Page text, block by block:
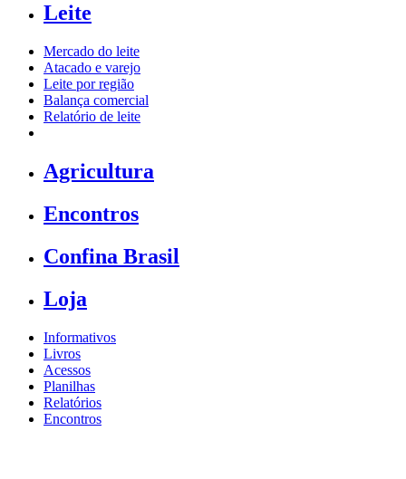
Leite
Mercado do leite
Atacado e varejo
Leite por região
Balança comercial
Relatório de leite
Agricultura
Encontros
Confina Brasil
Loja
Informativos
Livros
Acessos
Planilhas
Relatórios
Encontros